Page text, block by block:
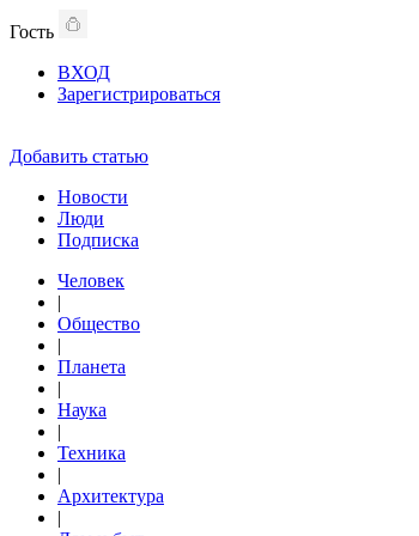
Гость
ВХОД
Зарегистрироваться
Добавить статью
Новости
Люди
Подписка
Человек
|
Общество
|
Планета
|
Наука
|
Техника
|
Архитектура
|